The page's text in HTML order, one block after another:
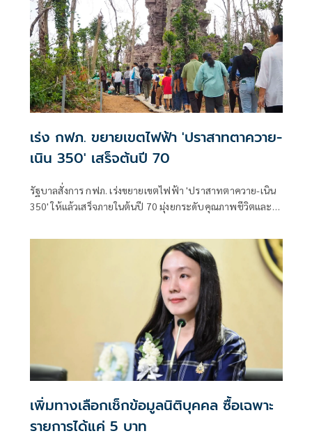
เร่ง กฟภ. ขยายเขตไฟฟ้า 'ปราสาทตาควาย-
เนิน 350' เสร็จต้นปี 70
รัฐบาลสั่งการ กฟภ. เร่งขยายเขตไฟฟ้า 'ปราสาทตาควาย-เนิน
350' ให้แล้วเสร็จภายในต้นปี 70 มุ่งยกระดับคุณภาพชีวิตและ
เพิ่มทางเลือกเช็กข้อมูลนิติบุคคล ซื้อเฉพาะ
รายการได้แค่ 5 บาท